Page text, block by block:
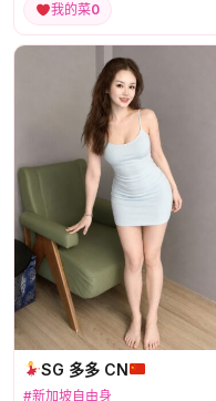
我的菜0
SG 多多 CN
#新加坡自由身